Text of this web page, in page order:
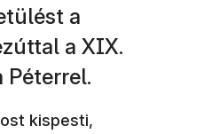
a
a XIX.
Péterrel.
kispesti,